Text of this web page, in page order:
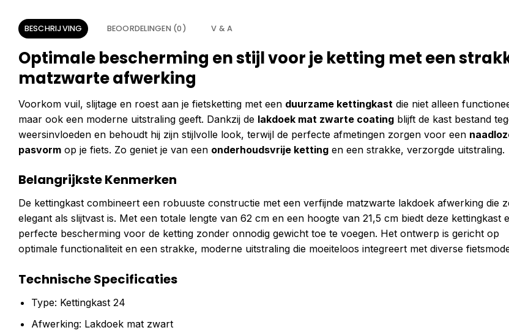
BESCHRIJVING BEOORDELINGEN (0) V & A
Optimale bescherming en stijl voor je ketting met een
matzwarte afwerking
Voorkom vuil, slijtage en roest aan je fietsketting met een duurzame kettingkast die niet alleen
maar ook een moderne uitstraling geeft. Dankzij de lakdoek mat zwarte coating blijft de kast bestand
weersinvloeden en behoudt hij zijn stijlvolle look, terwijl de perfecte afmetingen zorgen voor een
pasvorm op je fiets. Zo geniet je van een onderhoudsvrije ketting en een strakke, verzorgde uitstraling.
Belangrijkste Kenmerken
De kettingkast combineert een robuuste constructie met een verfijnde matzwarte lakdoek afwerking die
elegant als slijtvast is. Met een totale lengte van 62 cm en een hoogte van 21,5 cm biedt deze kettingkast
perfecte bescherming voor de ketting zonder onnodig gewicht toe te voegen. Het ontwerp is gericht op
optimale functionaliteit en een strakke, moderne uitstraling die moeiteloos integreert met diverse
Technische Specificaties
Type: Kettingkast 24
Afwerking: Lakdoek mat zwart